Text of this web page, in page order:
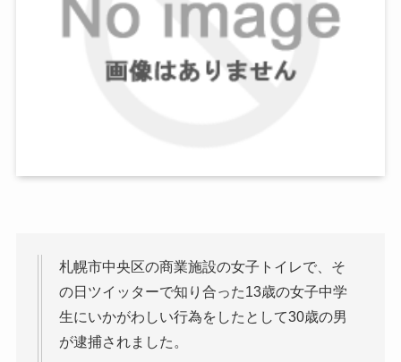
札幌市中央区の商業施設の女子トイレで、そ
の日ツイッターで知り合った13歳の女子中学
生にいかがわしい行為をしたとして30歳の男
が逮捕されました。